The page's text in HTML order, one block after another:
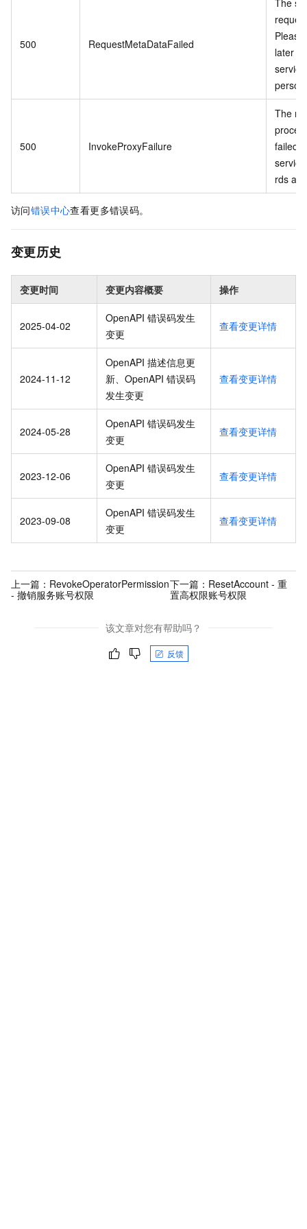
500 RequestMetaDataFailed
The
later
service
500 InvokeProxyFailure
The
failed
rds api.
访问错误中心查看更多错误码。
变更历史
变更时间 变更内容概要 操作
2025-04-02
OpenAPI 错误码发生
变更
查看变更详情
2024-11-12
OpenAPI 描述信息更
新、OpenAPI 错误码
发生变更
查看变更详情
2024-05-28
OpenAPI 错误码发生
变更
查看变更详情
2023-12-06
OpenAPI 错误码发生
变更
查看变更详情
2023-09-08
OpenAPI 错误码发生
变更
查看变更详情
上一篇： RevokeOperatorPermission
- 撤销服务账号权限
下一篇： ResetAccount - 重
置高权限账号权限
该文章对您有帮助吗？
反馈